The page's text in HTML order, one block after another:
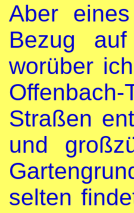
Aber
Bezug
worüber
Straßen
und
selten